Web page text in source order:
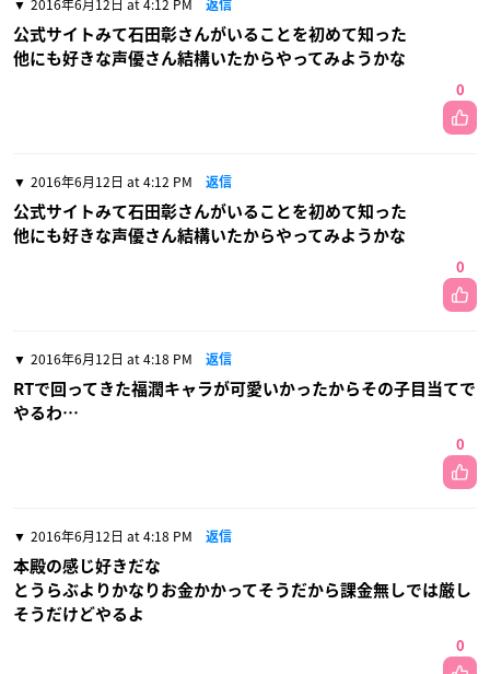
2016年6月12日 at 4:12 PM 返信
公式サイトみて石田彰さんがいることを初めて知った
他にも好きな声優さん結構いたからやってみようかな
0
2016年6月12日 at 4:12 PM 返信
公式サイトみて石田彰さんがいることを初めて知った
他にも好きな声優さん結構いたからやってみようかな
0
2016年6月12日 at 4:18 PM 返信
RTで回ってきた福潤キャラが可愛いかったからその子目当てで
やるわ…
0
2016年6月12日 at 4:18 PM 返信
本殿の感じ好きだな
とうらぶよりかなりお金かかってそうだから課金無しでは厳し
そうだけどやるよ
0